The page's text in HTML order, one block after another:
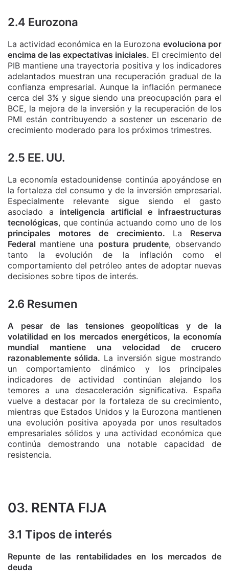
2.4 Eurozona
La actividad económica en la Eurozona evoluciona por
encima de las expectativas iniciales. El crecimiento del
PIB mantiene una trayectoria positiva y los indicadores
adelantados muestran una recuperación gradual de la
confianza empresarial. Aunque la inflación permanece
cerca del 3% y sigue siendo una preocupación para el
BCE, la mejora de la inversión y la recuperación de los
PMI están contribuyendo a sostener un escenario de
crecimiento moderado para los próximos trimestres.
2.5 EE. UU.
La economía estadounidense continúa apoyándose en
la fortaleza del consumo y de la inversión empresarial.
Especialmente relevante sigue siendo el gasto
asociado a inteligencia artificial e infraestructuras
tecnológicas, que continúa actuando como uno de los
principales motores de crecimiento. La Reserva
Federal mantiene una postura prudente, observando
tanto la evolución de la inflación como el
comportamiento del petróleo antes de adoptar nuevas
decisiones sobre tipos de interés.
2.6 Resumen
A pesar de las tensiones geopolíticas y de la
volatilidad en los mercados energéticos, la economía
mundial mantiene una velocidad de crucero
razonablemente sólida. La inversión sigue mostrando
un comportamiento dinámico y los principales
indicadores de actividad continúan alejando los
temores a una desaceleración significativa. España
vuelve a destacar por la fortaleza de su crecimiento,
mientras que Estados Unidos y la Eurozona mantienen
una evolución positiva apoyada por unos resultados
empresariales sólidos y una actividad económica que
continúa demostrando una notable capacidad de
resistencia.
03. RENTA FIJA
3.1 Tipos de interés
Repunte de las rentabilidades en los mercados de
deuda